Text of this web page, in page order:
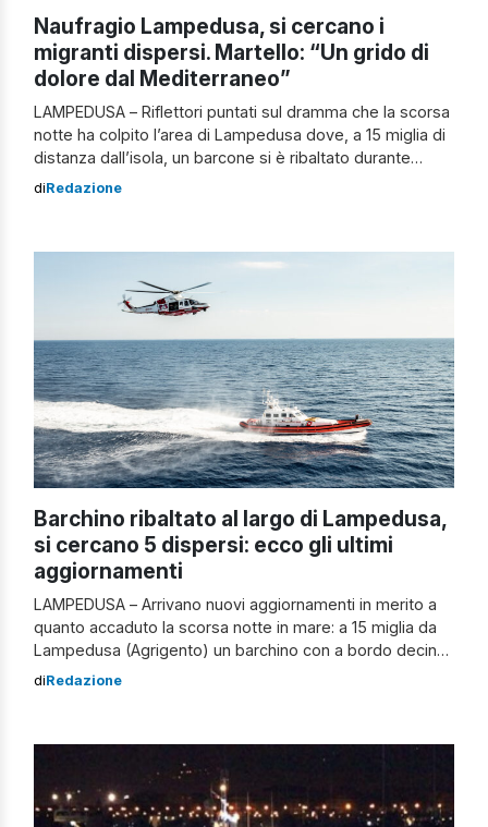
Naufragio Lampedusa, si cercano i
migranti dispersi. Martello: “Un grido di
dolore dal Mediterraneo”
LAMPEDUSA – Riflettori puntati sul dramma che la scorsa
notte ha colpito l’area di Lampedusa dove, a 15 miglia di
distanza dall’isola, un barcone si è ribaltato durante
un’operazione di trasbordo. Sul mezzo si trovavano circa
vicenda si […]
diRedazione
Barchino ribaltato al largo di Lampedusa,
si cercano 5 dispersi: ecco gli ultimi
aggiornamenti
LAMPEDUSA – Arrivano nuovi aggiornamenti in merito a
quanto accaduto la scorsa notte in mare: a 15 miglia da
Lampedusa (Agrigento) un barchino con a bordo decine
di migranti si è ribaltato. Il tutto sarebbe accaduto
salvate fossero 47, […]
diRedazione